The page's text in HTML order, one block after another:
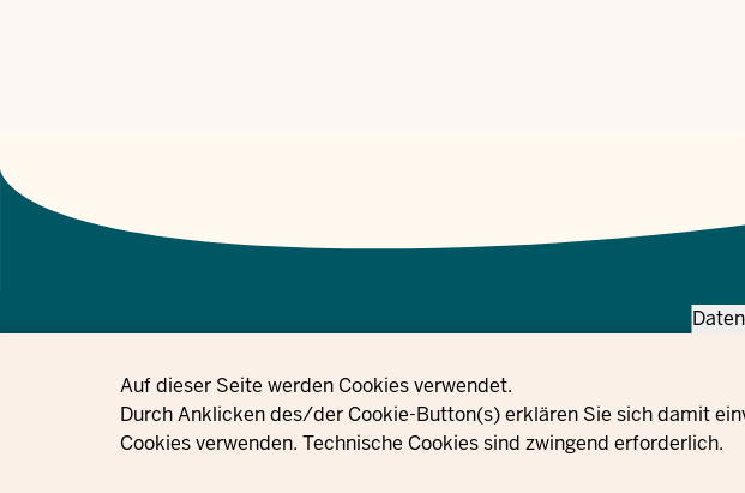
Privacy settingsAuf dieser Seite werden Cookies verwendet.
Durch Anklicken des/der Cookie-Button(s) erklären Sie sich damit
Cookies verwenden. Technische Cookies sind zwingend erforderlich.
© 2021 - 2026 Ministerium für Kinder, Jugend, Familie, Gleichstellung, Flucht und Integration des